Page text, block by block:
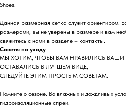
Shoes.
Данная размерная сетка служит ориентиром.
размерами, вы не уверены в размере и вам
свяжитесь с нами в разделе – контакты.
Советы по уходу
МЫ ХОТИМ, ЧТОБЫ ВАМ НРАВИЛИСЬ ВАШИ
ОСТАВАЛИСЬ В ЛУЧШЕМ ВИДЕ,
СЛЕДУЙТЕ ЭТИМ ПРОСТЫМ СОВЕТАМ.
Помните о сезоне. Во влажных и дождливых
гидроизоляционные спреи.